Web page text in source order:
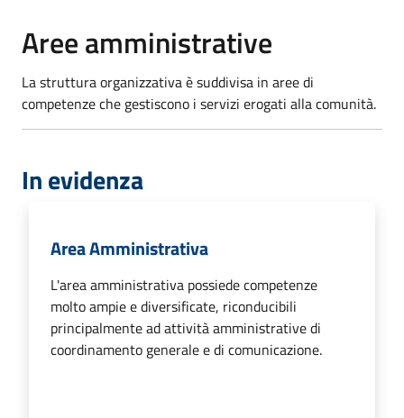
Aree amministrative
La struttura organizzativa è suddivisa in aree di
competenze che gestiscono i servizi erogati alla comunità.
In evidenza
Area Amministrativa
L'area amministrativa possiede competenze
molto ampie e diversificate, riconducibili
principalmente ad attività amministrative di
coordinamento generale e di comunicazione.